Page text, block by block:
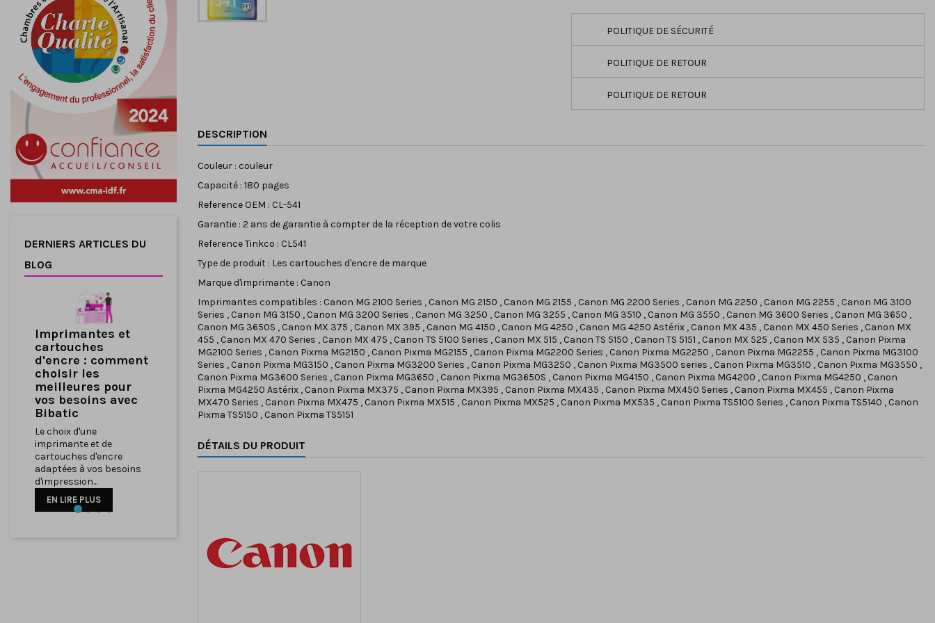
DERNIERS ARTICLES DU
BLOG
Comment
Optimiser Votre
Bureau à Domicile
avec du Matériel
Informatique de
Qualité
Votre Bureau à Domicile
avec du Matériel
Informatique de Qualité
EN LIRE PLUS
POLITIQUE DE SÉCURITÉ
POLITIQUE DE RETOUR
POLITIQUE DE RETOUR
DESCRIPTION
Couleur : couleur
Capacité : 180 pages
Reference OEM : CL-541
Garantie : 2 ans de garantie à compter de la réception de votre colis
Reference Tinkco : CL541
Type de produit : Les cartouches d'encre de marque
Marque d'imprimante : Canon
Imprimantes compatibles : Canon MG 2100 Series , Canon MG 2150 , Canon MG 2155 , Canon MG 2200 Series , Canon MG 2250 , Canon MG 2255 , Canon MG 3100
Series , Canon MG 3150 , Canon MG 3200 Series , Canon MG 3250 , Canon MG 3255 , Canon MG 3510 , Canon MG 3550 , Canon MG 3600 Series , Canon MG 3650 ,
Canon MG 3650S , Canon MX 375 , Canon MX 395 , Canon MG 4150 , Canon MG 4250 , Canon MG 4250 Astérix , Canon MX 435 , Canon MX 450 Series , Canon MX
455 , Canon MX 470 Series , Canon MX 475 , Canon TS 5100 Series , Canon MX 515 , Canon TS 5150 , Canon TS 5151 , Canon MX 525 , Canon MX 535 , Canon Pixma
MG2100 Series , Canon Pixma MG2150 , Canon Pixma MG2155 , Canon Pixma MG2200 Series , Canon Pixma MG2250 , Canon Pixma MG2255 , Canon Pixma MG3100
Series , Canon Pixma MG3150 , Canon Pixma MG3200 Series , Canon Pixma MG3250 , Canon Pixma MG3500 series , Canon Pixma MG3510 , Canon Pixma MG3550 ,
Canon Pixma MG3600 Series , Canon Pixma MG3650 , Canon Pixma MG3650S , Canon Pixma MG4150 , Canon Pixma MG4200 , Canon Pixma MG4250 , Canon
Pixma MG4250 Astérix , Canon Pixma MX375 , Canon Pixma MX395 , Canon Pixma MX435 , Canon Pixma MX450 Series , Canon Pixma MX455 , Canon Pixma
MX470 Series , Canon Pixma MX475 , Canon Pixma MX515 , Canon Pixma MX525 , Canon Pixma MX535 , Canon Pixma TS5100 Series , Canon Pixma TS5140 , Canon
Pixma TS5150 , Canon Pixma TS5151
DÉTAILS DU PRODUIT